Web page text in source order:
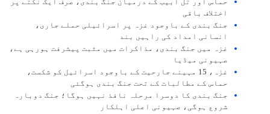
حماس اور تل ابیب کے درمیان جنگ بندی، صرف ایک نکتے پر
اختلاف باقی
جنگ بندی کے باوجود غزہ پر اسرائیلی حملے جاری،
انسانی امداد کی راہیں بند
غزہ میں جنگ بندی، مذاکرات میں مثبت پیشرفت ہورہی ہے،
صہیونی میڈیا
غزہ، 15 مہینے جارحیت کے باوجود اسرائیل کو شکست،
حماس کے مطالبات کے تحت جنگ بندی ہوگئی
جنگ بندی کا دوسرا مرحلہ نافذ نہیں ہوگا؛ جنگ دوبارہ
شروع ہوگی، صہیونی اعلی اہلکار